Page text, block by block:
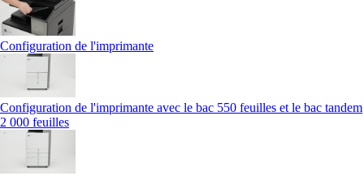
Configuration de l'imprimante
Configuration de l'imprimante avec le bac 550 feuilles et le bac tandem
2 000 feuilles